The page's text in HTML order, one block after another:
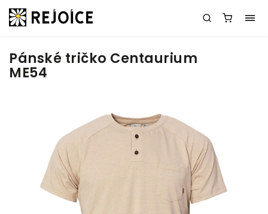
Pánské tričko Centaurium
ME54